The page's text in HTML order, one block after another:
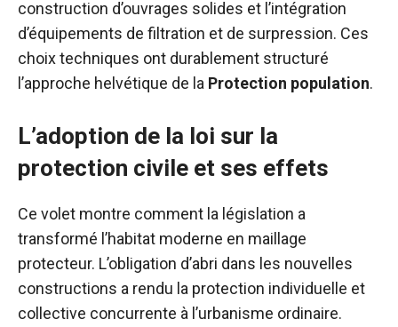
construction d’ouvrages solides et l’intégration
d’équipements de filtration et de surpression. Ces
choix techniques ont durablement structuré
l’approche helvétique de la Protection population.
L’adoption de la loi sur la
protection civile et ses effets
Ce volet montre comment la législation a
transformé l’habitat moderne en maillage
protecteur. L’obligation d’abri dans les nouvelles
constructions a rendu la protection individuelle et
collective concurrente à l’urbanisme ordinaire.